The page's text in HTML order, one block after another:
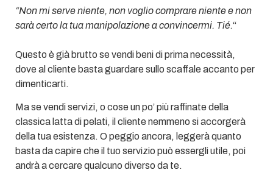
“Non mi serve niente, non voglio comprare niente e non
sarà certo la tua manipolazione a convincermi. Tié.“
Questo è già brutto se vendi beni di prima necessità,
dove al cliente basta guardare sullo scaffale accanto per
dimenticarti.
Ma se vendi servizi, o cose un po’ più raffinate della
classica latta di pelati, il cliente nemmeno si accorgerà
della tua esistenza. O peggio ancora, leggerà quanto
basta da capire che il tuo servizio può essergli utile, poi
andrà a cercare qualcuno diverso da te.